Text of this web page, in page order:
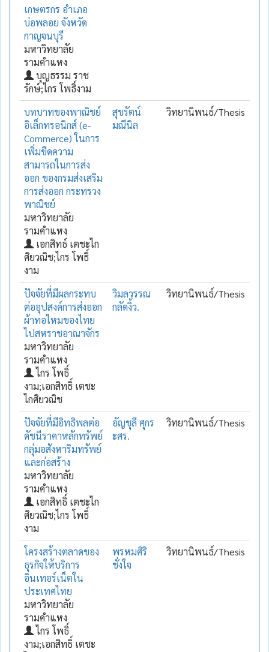
เกษตรกร อำเภอ
บ่อพลอย จังหวัด
กาญจนบุรี
มหาวิทยาลัย
รามคำแหง
บุญธรรม ราช
รักษ์;ไกร โพธิ์งาม
บทบาทของพาณิชย์
อิเล็กทรอนิกส์ (e-
Commerce) ในการ
เพิ่มขีดความ
สามารถในการส่ง
ออก ของกรมส่งเสริม
การส่งออก กระทรวง
พาณิชย์
มหาวิทยาลัย
รามคำแหง
เอกสิทธ์ เตชะไก
ศิยวณิช;ไกร โพธิ์
งาม
สุขรัตน์
มณีนิล
วิทยานิพนธ์/Thesis
ปัจจัยที่มีผลกระทบ
ต่ออุปสงค์การส่งออก
ผ้าทอไหมของไทย
ไปสหราชอาณาจักร
มหาวิทยาลัย
รามคำแหง
ไกร โพธิ์
งาม;เอกสิทธิ์ เตชะ
ไกศิยวณิช
วิมลวรรณ
กลัดงิ้ว.
วิทยานิพนธ์/Thesis
ปัจจัยที่มีอิทธิพลต่อ
ดัชนีราคาหลักทรัพย์
กลุ่มอสังหาริมทรัพย์
และก่อสร้าง
มหาวิทยาลัย
รามคำแหง
เอกสิทธิ์ เตชะไก
ศิยวณิช;ไกร โพธิ์
งาม
อัญชุลี ศุกร
ะศร.
วิทยานิพนธ์/Thesis
โครงสร้างตลาดของ
ธุรกิจให้บริการ
อินเทอร์เน็ตใน
ประเทศไทย
มหาวิทยาลัย
รามคำแหง
ไกร โพธิ์
งาม;เอกสิทธิ์ เตชะ
พรหมศิริ
ชั่งใจ
วิทยานิพนธ์/Thesis